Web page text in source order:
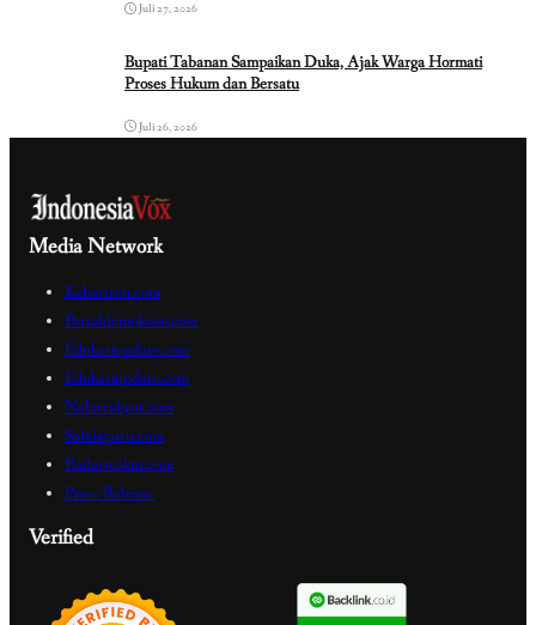
Juli 27, 2026
Bupati Tabanan Sampaikan Duka, Ajak Warga Hormati
Proses Hukum dan Bersatu
Juli 26, 2026
Media Network
Kabartren.com
Portaldemokrasi.com
Edukasiupdate.com
Edukasiupdate.com
Nalarrakyat.com
Sabdaguru.com
Radarwaktu.com
Press Release
Verified